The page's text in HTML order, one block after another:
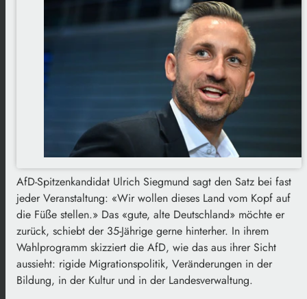
AfD-Spitzenkandidat Ulrich Siegmund sagt den Satz bei fast
jeder Veranstaltung: «Wir wollen dieses Land vom Kopf auf
die Füße stellen.» Das «gute, alte Deutschland» möchte er
zurück, schiebt der 35-Jährige gerne hinterher. In ihrem
Wahlprogramm skizziert die AfD, wie das aus ihrer Sicht
aussieht: rigide Migrationspolitik, Veränderungen in der
Bildung, in der Kultur und in der Landesverwaltung.